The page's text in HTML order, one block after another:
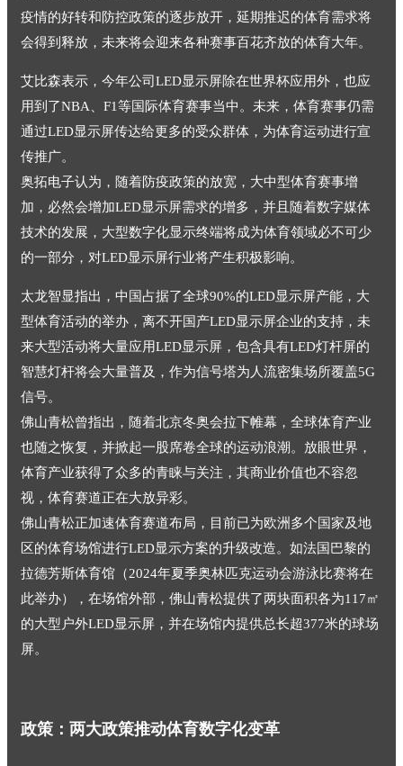
疫情的好转和防控政策的逐步放开，延期推迟的体育需求将
会得到释放，未来将会迎来各种赛事百花齐放的体育大年。
艾比森表示，今年公司LED显示屏除在世界杯应用外，也应
用到了NBA、F1等国际体育赛事当中。未来，体育赛事仍需
通过LED显示屏传达给更多的受众群体，为体育运动进行宣
传推广。
奥拓电子认为，随着防疫政策的放宽，大中型体育赛事增
加，必然会增加LED显示屏需求的增多，并且随着数字媒体
技术的发展，大型数字化显示终端将成为体育领域必不可少
的一部分，对LED显示屏行业将产生积极影响。
太龙智显指出，中国占据了全球90%的LED显示屏产能，大
型体育活动的举办，离不开国产LED显示屏企业的支持，未
来大型活动将大量应用LED显示屏，包含具有LED灯杆屏的
智慧灯杆将会大量普及，作为信号塔为人流密集场所覆盖5G
信号。
佛山青松曾指出，随着北京冬奥会拉下帷幕，全球体育产业
也随之恢复，并掀起一股席卷全球的运动浪潮。放眼世界，
体育产业获得了众多的青睐与关注，其商业价值也不容忽
视，体育赛道正在大放异彩。
佛山青松正加速体育赛道布局，目前已为欧洲多个国家及地
区的体育场馆进行LED显示方案的升级改造。如法国巴黎的
拉德芳斯体育馆（2024年夏季奥林匹克运动会游泳比赛将在
此举办），在场馆外部，佛山青松提供了两块面积各为117㎡
的大型户外LED显示屏，并在场馆内提供总长超377米的球场
屏。
政策：两大政策推动体育数字化变革